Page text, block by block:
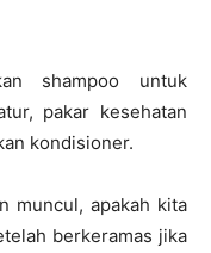
shampoo untuk
pakar kesehatan
kondisioner.
muncul, apakah kita
berkeramas jika